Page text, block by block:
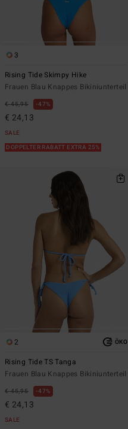
3
Rising Tide Skimpy Hike
Frauen Blau Knappes Bikiniunterteil
€ 45,95 47%
€ 24,13
SALE
DOPPELTER RABATT EXTRA 25%
2 ÖKO
Rising Tide TS Tanga
Frauen Blau Knappes Bikiniunterteil
€ 45,95 47%
€ 24,13
SALE